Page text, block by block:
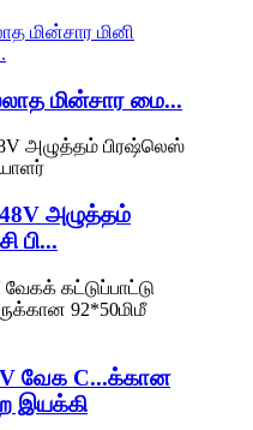
மின்சார மை...
48V அழுத்தம்
பி...
வேக C...க்கான
இயக்கி